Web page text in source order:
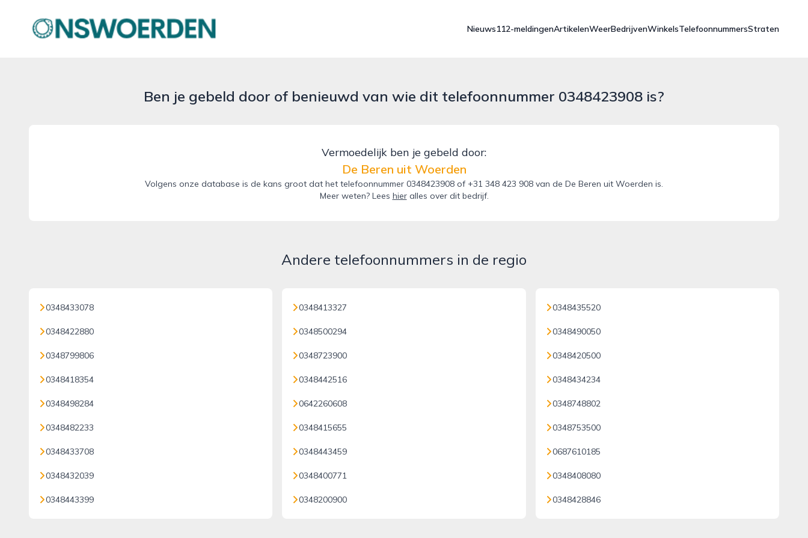
onswoerden.nl
Nieuws112-meldingenArtikelenWeerBedrijvenWinkelsTelefoonnummersStraten
Ben je gebeld door of benieuwd van wie dit telefoonnummer 0348423908 is?
Vermoedelijk ben je gebeld door:
De Beren uit Woerden
Volgens onze database is de kans groot dat het telefoonnummer 0348423908 of +31 348 423 908 van de De Beren uit Woerden is.
Meer weten? Lees hieralles over dit bedrijf.
Andere telefoonnummers in de regio
0348433078
0348422880
0348799806
0348418354
0348498284
0348482233
0348433708
0348432039
0348443399
0348413327
0348500294
0348723900
0348442516
0642260608
0348415655
0348443459
0348400771
0348200900
0348435520
0348490050
0348420500
0348434234
0348748802
0348753500
0687610185
0348408080
0348428846